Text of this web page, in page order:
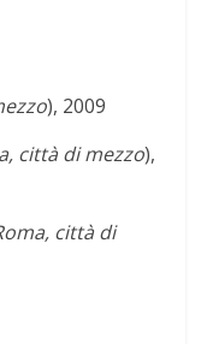
), 2009
città di mezzo),
città di